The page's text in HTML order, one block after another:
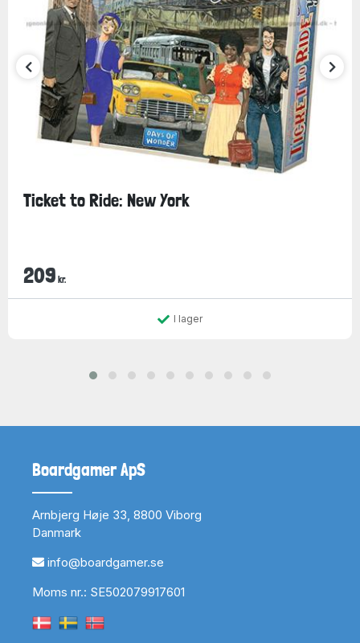
Ticket to Ride: New York
209 kr.
I lager
Boardgamer ApS
Arnbjerg Høje 33, 8800 Viborg
Danmark
info@boardgamer.se
Moms nr.: SE502079917601